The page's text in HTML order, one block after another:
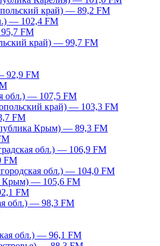
край) — 89,2 FM
— 102,4 FM
FM
край) — 99,7 FM
92,9 FM
обл.) — 107,5 FM
край) — 103,3 FM
FM
Крым) — 89,3 FM
обл.) — 106,9 FM
FM
обл.) — 104,0 FM
Крым) — 105,6 FM
FM
обл.) — 98,3 FM
обл.) — 96,1 FM